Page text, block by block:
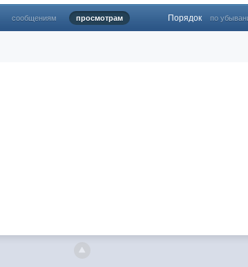
сообщениям просмотрам Порядок по